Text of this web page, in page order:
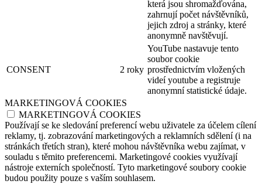
která jsou shromažďována,
zahrnují počet návštěvníků,
jejich zdroj a stránky, které
anonymně navštěvují.
CONSENT 2 roky
YouTube nastavuje tento
soubor cookie
prostřednictvím vložených
videí youtube a registruje
anonymní statistické údaje.
MARKETINGOVÁ COOKIES
MARKETINGOVÁ COOKIES
Používají se ke sledování preferencí webu uživatele za účelem cílení
reklamy, tj. zobrazování marketingových a reklamních sdělení (i na
stránkách třetích stran), které mohou návštěvníka webu zajímat, v
souladu s těmito preferencemi. Marketingové cookies využívají
nástroje externích společností. Tyto marketingové soubory cookie
budou použity pouze s vaším souhlasem.